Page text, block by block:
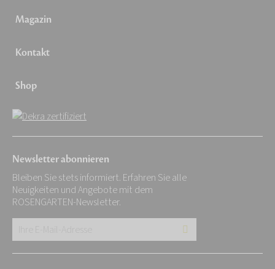
Magazin
Kontakt
Shop
Newsletter abonnieren
Bleiben Sie stets informiert. Erfahren Sie alle
Neuigkeiten und Angebote mit dem
ROSENGARTEN-Newsletter.